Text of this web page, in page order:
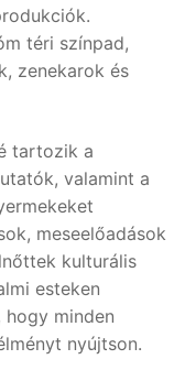
téri színpad,
zenekarok és
tartozik a
valamint a
meseelőadások
kulturális
esteken
minden
nyújtson.